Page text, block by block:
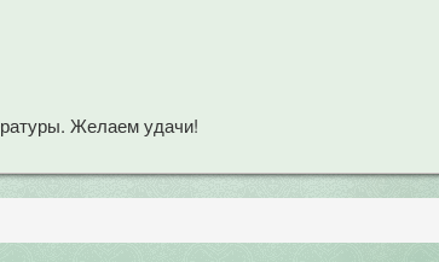
Желаем удачи!